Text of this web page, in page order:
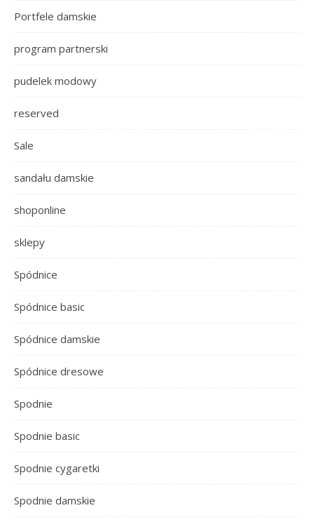
Portfele damskie
program partnerski
pudelek modowy
reserved
Sale
sandału damskie
shoponline
sklepy
Spódnice
Spódnice basic
Spódnice damskie
Spódnice dresowe
Spodnie
Spodnie basic
Spodnie cygaretki
Spodnie damskie